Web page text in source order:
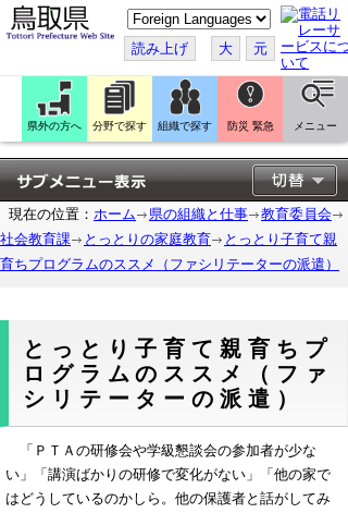
こ
の
ペ
ー
ジ
翻
訳
す
る
読み上げ 大 元
県外の方へ 分野で探す 組織で探す 防災 緊急 メニュー
現在の位置： ホーム 県の組織と仕事
教育委員会
社会教育課
とっとりの家庭教育
とっとり子育て親
育ちプログラムのススメ（ファシリテーターの派遣）
とっとり子育て親育ちプ
ログラムのススメ（ファ
シリテーターの派遣）
「ＰＴＡの研修会や学級懇談会の参加者が少な
い」「講演ばかりの研修で変化がない」「他の家で
はどうしているのかしら。他の保護者と話がしてみ